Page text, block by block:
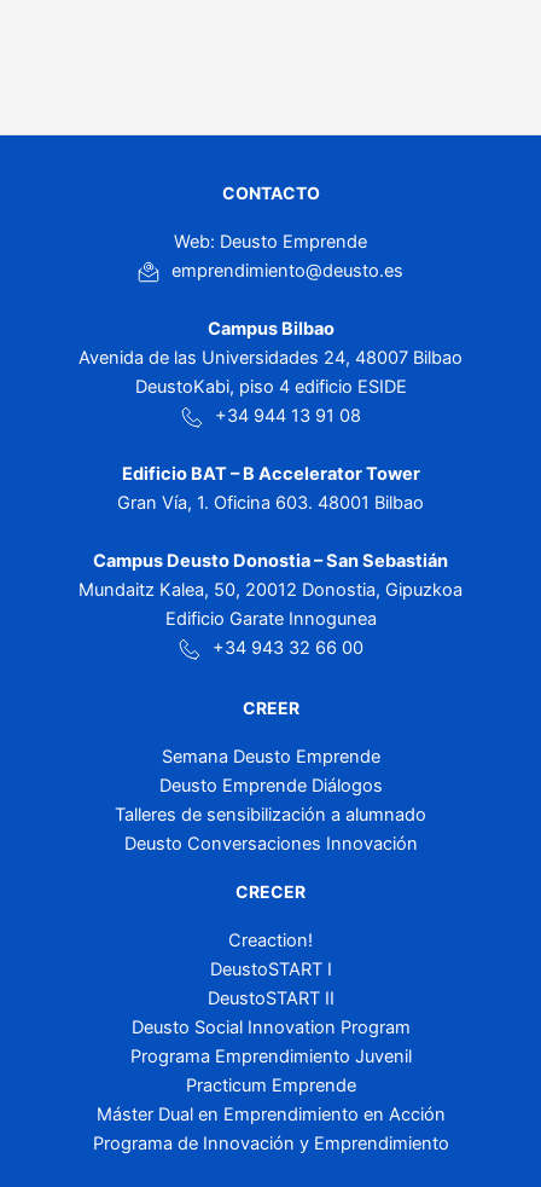
CONTACTO
Web: Deusto Emprende
emprendimiento@deusto.es
Campus Bilbao
Avenida de las Universidades 24, 48007 Bilbao
DeustoKabi, piso 4 edificio ESIDE
+34 944 13 91 08
Edificio BAT – B Accelerator Tower
Gran Vía, 1. Oficina 603. 48001 Bilbao
Campus Deusto Donostia – San Sebastián
Mundaitz Kalea, 50, 20012 Donostia, Gipuzkoa
Edificio Garate Innogunea
+34 943 32 66 00
CREER
Semana Deusto Emprende
Deusto Emprende Diálogos
Talleres de sensibilización a alumnado
Deusto Conversaciones Innovación
CRECER
Creaction!
DeustoSTART I
DeustoSTART II
Deusto Social Innovation Program
Programa Emprendimiento Juvenil
Practicum Emprende
Máster Dual en Emprendimiento en Acción
Programa de Innovación y Emprendimiento